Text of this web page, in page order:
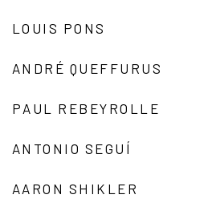
LOUIS PONS
ANDRÉ QUEFFURUS
PAUL REBEYROLLE
ANTONIO SEGUÍ
AARON SHIKLER